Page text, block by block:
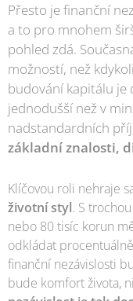
Přesto je finanční
a to pro mnohem
pohled zdá.
možností, než
budování kapitálu je
jednodušší než v
nadstandardních
základní znalosti,
Klíčovou roli nehraje
životní styl. S
nebo 80 tisíc korun
odkládat
finanční nezávislosti
bude komfort života,